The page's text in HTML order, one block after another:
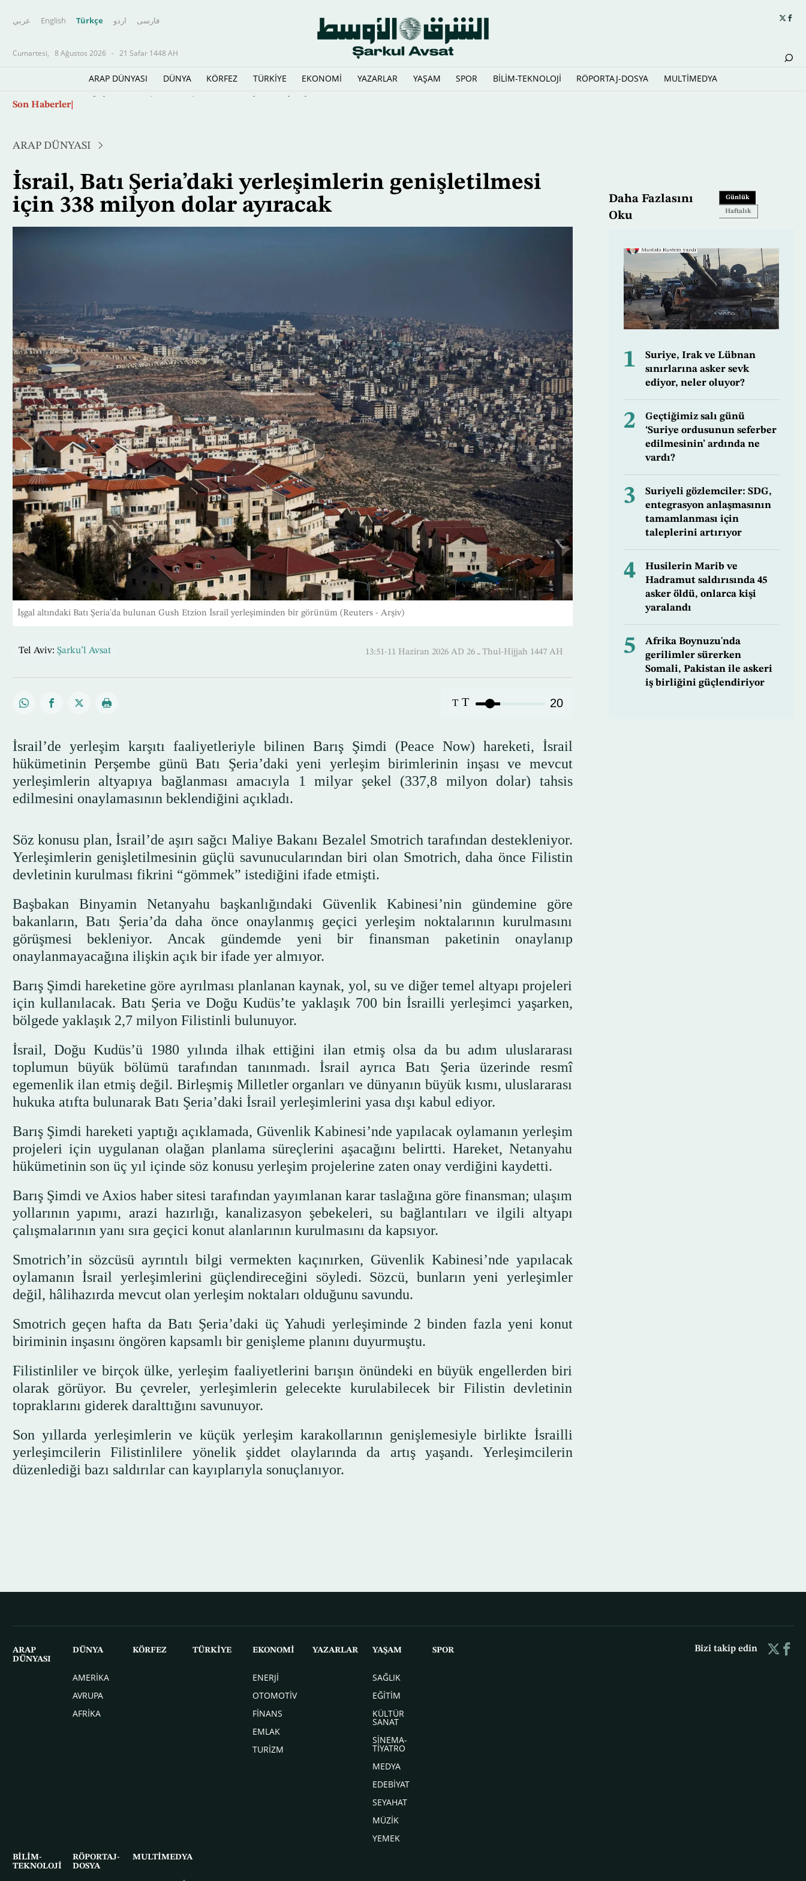
عربي English Türkçe اردو فارسى
Cumartesi, 8 Ağustos 2026 - 21 Safar 1448 AH
ARAP DÜNYASI DÜNYA KÖRFEZ TÜRKİYE EKONOMİ YAZARLAR YAŞAM SPOR BİLİM-TEKNOLOJİ RÖPORTAJ-DOSYA MULTİMEDYA
Ana
Son Haberler
ARAP DÜNYASI
İsrail, Batı Şeria’daki yerleşimlerin genişletilmesi
için 338 milyon dolar ayıracak
İşgal altındaki Batı Şeria'da bulunan Gush Etzion İsrail yerleşiminden bir görünüm (Reuters - Arşiv)
Tel Aviv: Şarku’l Avsat 13:51-11 Haziran 2026 AD ـ 26 Thul-Hijjah 1447 AH
T T 20
İsrail’de yerleşim karşıtı faaliyetleriyle bilinen Barış Şimdi (Peace Now) hareketi, İsrail
hükümetinin Perşembe günü Batı Şeria’daki yeni yerleşim birimlerinin inşası ve mevcut
yerleşimlerin altyapıya bağlanması amacıyla 1 milyar şekel (337,8 milyon dolar) tahsis
edilmesini onaylamasının beklendiğini açıkladı.
Söz konusu plan, İsrail’de aşırı sağcı Maliye Bakanı Bezalel Smotrich tarafından destekleniyor.
Yerleşimlerin genişletilmesinin güçlü savunucularından biri olan Smotrich, daha önce Filistin
devletinin kurulması fikrini “gömmek” istediğini ifade etmişti.
Başbakan Binyamin Netanyahu başkanlığındaki Güvenlik Kabinesi’nin gündemine göre
bakanların, Batı Şeria’da daha önce onaylanmış geçici yerleşim noktalarının kurulmasını
görüşmesi bekleniyor. Ancak gündemde yeni bir finansman paketinin onaylanıp
onaylanmayacağına ilişkin açık bir ifade yer almıyor.
Barış Şimdi hareketine göre ayrılması planlanan kaynak, yol, su ve diğer temel altyapı projeleri
için kullanılacak. Batı Şeria ve Doğu Kudüs’te yaklaşık 700 bin İsrailli yerleşimci yaşarken,
bölgede yaklaşık 2,7 milyon Filistinli bulunuyor.
İsrail, Doğu Kudüs’ü 1980 yılında ilhak ettiğini ilan etmiş olsa da bu adım uluslararası
toplumun büyük bölümü tarafından tanınmadı. İsrail ayrıca Batı Şeria üzerinde resmî
egemenlik ilan etmiş değil. Birleşmiş Milletler organları ve dünyanın büyük kısmı, uluslararası
hukuka atıfta bulunarak Batı Şeria’daki İsrail yerleşimlerini yasa dışı kabul ediyor.
Barış Şimdi hareketi yaptığı açıklamada, Güvenlik Kabinesi’nde yapılacak oylamanın yerleşim
projeleri için uygulanan olağan planlama süreçlerini aşacağını belirtti. Hareket, Netanyahu
hükümetinin son üç yıl içinde söz konusu yerleşim projelerine zaten onay verdiğini kaydetti.
Barış Şimdi ve Axios haber sitesi tarafından yayımlanan karar taslağına göre finansman; ulaşım
yollarının yapımı, arazi hazırlığı, kanalizasyon şebekeleri, su bağlantıları ve ilgili altyapı
çalışmalarının yanı sıra geçici konut alanlarının kurulmasını da kapsıyor.
Smotrich’in sözcüsü ayrıntılı bilgi vermekten kaçınırken, Güvenlik Kabinesi’nde yapılacak
oylamanın İsrail yerleşimlerini güçlendireceğini söyledi. Sözcü, bunların yeni yerleşimler
değil, hâlihazırda mevcut olan yerleşim noktaları olduğunu savundu.
Smotrich geçen hafta da Batı Şeria’daki üç Yahudi yerleşiminde 2 binden fazla yeni konut
biriminin inşasını öngören kapsamlı bir genişleme planını duyurmuştu.
Filistinliler ve birçok ülke, yerleşim faaliyetlerini barışın önündeki en büyük engellerden biri
olarak görüyor. Bu çevreler, yerleşimlerin gelecekte kurulabilecek bir Filistin devletinin
topraklarını giderek daralttığını savunuyor.
Son yıllarda yerleşimlerin ve küçük yerleşim karakollarının genişlemesiyle birlikte İsrailli
yerleşimcilerin Filistinlilere yönelik şiddet olaylarında da artış yaşandı. Yerleşimcilerin
düzenlediği bazı saldırılar can kayıplarıyla sonuçlanıyor.
Daha Fazlasını
Oku
Günlük
Haftalık
1
Suriye, Irak ve Lübnan
sınırlarına asker sevk
ediyor, neler oluyor?
2
Geçtiğimiz salı günü
‘Suriye ordusunun seferber
edilmesinin’ ardında ne
vardı?
3
Suriyeli gözlemciler: SDG,
entegrasyon anlaşmasının
tamamlanması için
taleplerini artırıyor
4
Husilerin Marib ve
Hadramut saldırısında 45
asker öldü, onlarca kişi
yaralandı
5
Afrika Boynuzu'nda
gerilimler sürerken
Somali, Pakistan ile askeri
iş birliğini güçlendiriyor
ARAP
DÜNYASI
DÜNYA
AMERİKA
AVRUPA
AFRİKA
KÖRFEZ TÜRKİYE EKONOMİ
ENERJİ
OTOMOTİV
FİNANS
EMLAK
TURİZM
YAZARLAR YAŞAM
SAĞLIK
EĞİTİM
KÜLTÜR
SANAT
SİNEMA-
TİYATRO
MEDYA
EDEBİYAT
SEYAHAT
MÜZİK
YEMEK
SPOR
BİLİM-
TEKNOLOJİ
RÖPORTAJ-
DOSYA
MULTİMEDYA
Bizi takip edin